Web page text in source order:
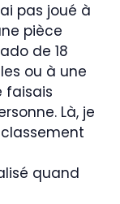
pas joué à
pièce
de 18
ou à une
faisais
Là, je
quand